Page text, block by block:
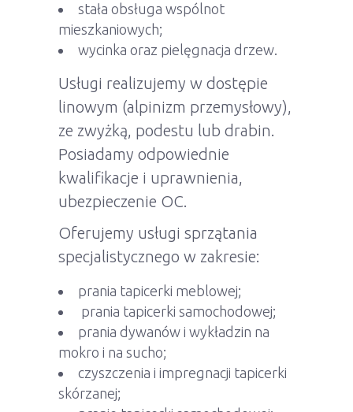
stała obsługa wspólnot
mieszkaniowych;
wycinka oraz pielęgnacja drzew.
Usługi realizujemy w dostępie
linowym (alpinizm przemysłowy),
ze zwyżką, podestu lub drabin.
Posiadamy odpowiednie
kwalifikacje i uprawnienia,
ubezpieczenie OC.
Oferujemy usługi sprzątania
specjalistycznego w zakresie:
prania tapicerki meblowej;
prania tapicerki samochodowej;
prania dywanów i wykładzin na
mokro i na sucho;
czyszczenia i impregnacji tapicerki
skórzanej;